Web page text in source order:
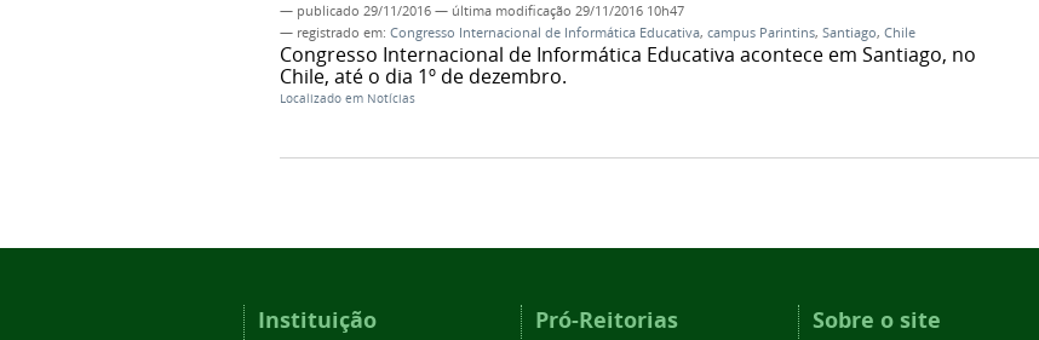
— publicado 29/11/2016 — última modificação 29/11/2016 10h47
— registrado em: Congresso Internacional de Informática Educativa, campus Parintins, Santiago, Chile
Congresso Internacional de Informática Educativa acontece em Santiago, no
Chile, até o dia 1º de dezembro.
Localizado em Notícias
Instituição Pró-Reitorias Sobre o site